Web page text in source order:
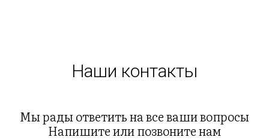
Наши контакты
Мы рады ответить на все ваши вопросы
Напишите или позвоните нам